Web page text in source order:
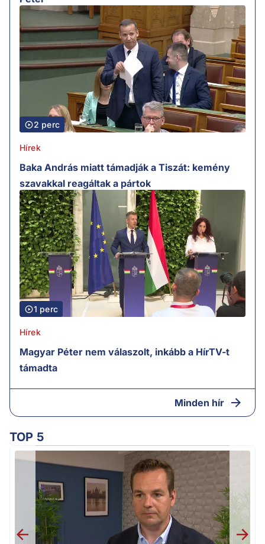
2 perc
Hírek
Baka András miatt támadják a Tiszát: kemény
szavakkal reagáltak a pártok
1 perc
Hírek
Magyar Péter nem válaszolt, inkább a HírTV-t
támadta
Minden hír
TOP 5